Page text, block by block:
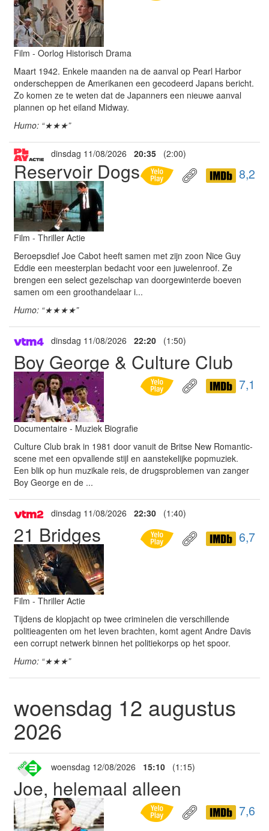
Film - Oorlog Historisch Drama
Maart 1942. Enkele maanden na de aanval op Pearl Harbor
onderscheppen de Amerikanen een gecodeerd Japans bericht.
Zo komen ze te weten dat de Japanners een nieuwe aanval
plannen op het eiland Midway.
Humo: “★★★”
dinsdag 11/08/2026 20:35 (2:00)
Reservoir Dogs 8,2
Film - Thriller Actie
Beroepsdief Joe Cabot heeft samen met zijn zoon Nice Guy
Eddie een meesterplan bedacht voor een juwelenroof. Ze
brengen een select gezelschap van doorgewinterde boeven
samen om een groothandelaar i...
Humo: “★★★★”
dinsdag 11/08/2026 22:20 (1:50)
Boy George & Culture Club
7,1
Documentaire - Muziek Biografie
Culture Club brak in 1981 door vanuit de Britse New Romantic-
scene met een opvallende stijl en aanstekelijke popmuziek.
Een blik op hun muzikale reis, de drugsproblemen van zanger
Boy George en de ...
dinsdag 11/08/2026 22:30 (1:40)
21 Bridges 6,7
Film - Thriller Actie
Tijdens de klopjacht op twee criminelen die verschillende
politieagenten om het leven brachten, komt agent Andre Davis
een corrupt netwerk binnen het politiekorps op het spoor.
Humo: “★★★”
woensdag 12 augustus
2026
woensdag 12/08/2026 15:10 (1:15)
Joe, helemaal alleen
7,6